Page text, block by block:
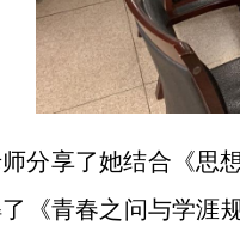
分享了她结合《思
《青春之问与学涯